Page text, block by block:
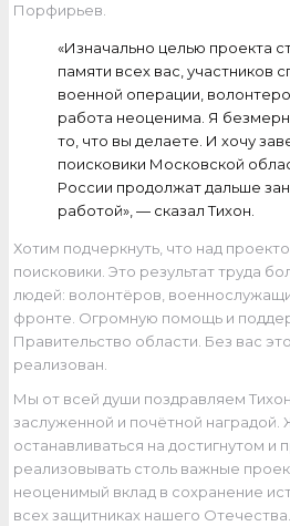
Порфирьев.
«Изначально целью проекта
памяти всех вас, участников
военной операции,
работа неоценима. Я
то, что вы делаете. И хочу
поисковики Московской
России продолжат дальше
работой», — сказал Тихон.
Хотим подчеркнуть, что над
поисковики. Это результат труда
людей: волонтёров,
фронте. Огромную помощь и
Правительство области. Без вас
реализован.
Мы от всей души поздравляем
заслуженной и почётной
останавливаться на достигнутом и
реализовывать столь важные
неоценимый вклад в сохранение
всех защитниках нашего Отечества.